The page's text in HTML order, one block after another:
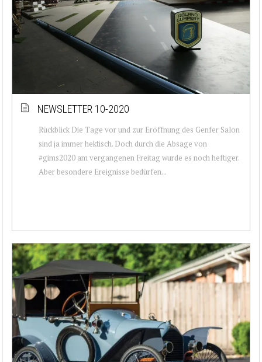
NEWSLETTER 10-2020
Rückblick Die Tage vor und zur Eröffnung des Genfer Salon
sind ja immer hektisch. Doch durch die Absage von
#gims2020 am vergangenen Freitag wurde es noch heftiger.
Aber besondere Ereignisse bedürfen...